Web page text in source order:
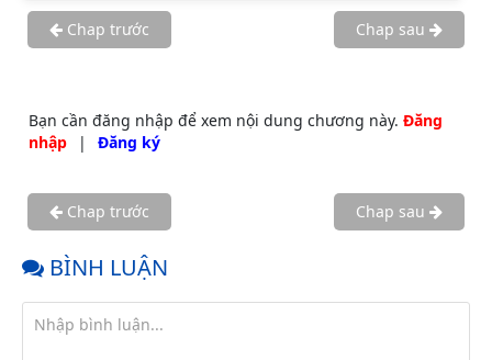
Chap trước Chap sau
Bạn cần đăng nhập để xem nội dung chương này. Đăng
nhập
| Đăng ký
Chap trước Chap sau
BÌNH LUẬN